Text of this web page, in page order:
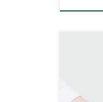
Taką tezę
badaniach
Mantzari,
and wine